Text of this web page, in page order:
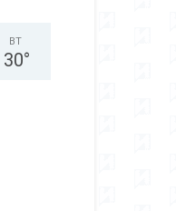
ВТ
30°